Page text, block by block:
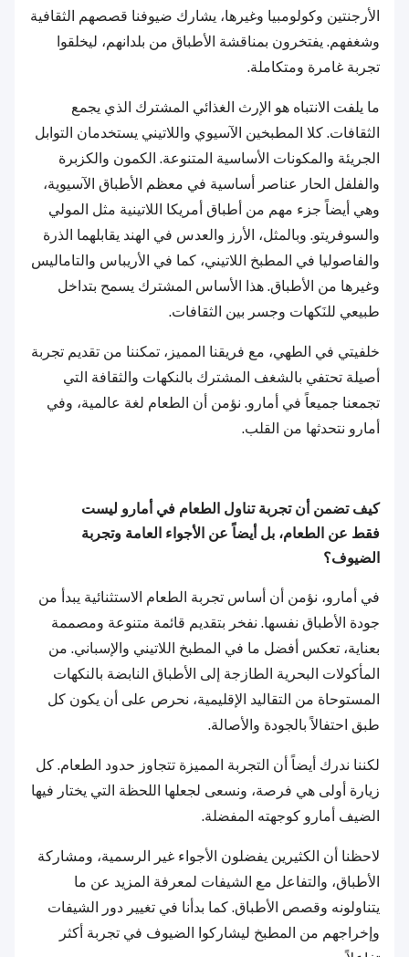
الأرجنتين وكولومبيا وغيرها، يشارك ضيوفنا قصصهم الثقافية
وشغفهم. يفتخرون بمناقشة الأطباق من بلدانهم، ليخلقوا
تجربة غامرة ومتكاملة.
ما يلفت الانتباه هو الإرث الغذائي المشترك الذي يجمع
الثقافات. كلا المطبخين الآسيوي واللاتيني يستخدمان التوابل
الجريئة والمكونات الأساسية المتنوعة. الكمون والكزبرة
والفلفل الحار عناصر أساسية في معظم الأطباق الآسيوية،
وهي أيضاً جزء مهم من أطباق أمريكا اللاتينية مثل المولي
والسوفريتو. وبالمثل، الأرز والعدس في الهند يقابلهما الذرة
والفاصوليا في المطبخ اللاتيني، كما في الأريباس والتاماليس
وغيرها من الأطباق. هذا الأساس المشترك يسمح بتداخل
طبيعي للنَكهات وجسر بين الثقافات.
خلفيتي في الطهي، مع فريقنا المميز، تمكننا من تقديم تجربة
أصيلة تحتفي بالشغف المشترك بالنكهات والثقافة التي
تجمعنا جميعاً في أمارو. نؤمن أن الطعام لغة عالمية، وفي
أمارو نتحدثها من القلب.
كيف تضمن أن تجربة تناول الطعام في أمارو ليست
فقط عن الطعام، بل أيضاً عن الأجواء العامة وتجربة
الضيوف؟
في أمارو، نؤمن أن أساس تجربة الطعام الاستثنائية يبدأ من
جودة الأطباق نفسها. نفخر بتقديم قائمة متنوعة ومصممة
بعناية، تعكس أفضل ما في المطبخ اللاتيني والإسباني. من
المأكولات البحرية الطازجة إلى الأطباق النابضة بالنكهات
المستوحاة من التقاليد الإقليمية، نحرص على أن يكون كل
طبق احتفالاً بالجودة والأصالة.
لكننا ندرك أيضاً أن التجربة المميزة تتجاوز حدود الطعام. كل
زيارة أولى هي فرصة، ونسعى لجعلها اللحظة التي يختار فيها
الضيف أمارو كوجهته المفضلة.
لاحظنا أن الكثيرين يفضلون الأجواء غير الرسمية، ومشاركة
الأطباق، والتفاعل مع الشيفات لمعرفة المزيد عن ما
يتناولونه وقصص الأطباق. كما بدأنا في تغيير دور الشيفات
وإخراجهم من المطبخ ليشاركوا الضيوف في تجربة أكثر